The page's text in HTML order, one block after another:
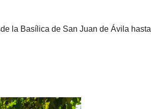
la Basílica de San Juan de Ávila hasta